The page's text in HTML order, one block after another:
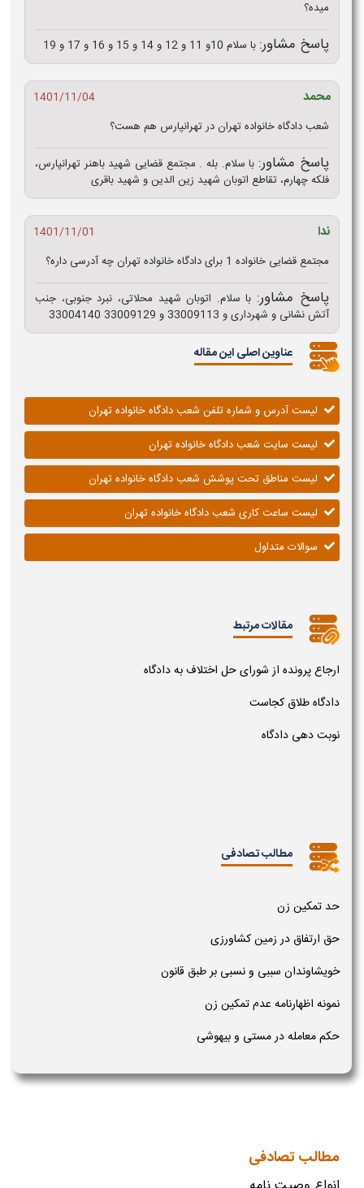
میده؟
پاسخ مشاور: با سلام 10و 11 و 12 و 14 و 15 و 16 و 17 و 19
محمد
1401/11/04
شعب دادگاه خانواده تهران در تهرانپارس هم هست؟
پاسخ مشاور: با سلام. بله . مجتمع قضایی شهید باهنر تهرانپارس،
فلکه چهارم، تقاطع اتوبان شهید زین الدین و شهید باقری
ندا
1401/11/01
مجتمع قضایی خانواده 1 برای دادگاه خانواده تهران چه آدرسی داره؟
پاسخ مشاور: با سلام. اتوبان شهید محلاتی، نبرد جنوبی، جنب
آتش نشانی و شهرداری و 33009113 و 33009129 33004140
عناوین اصلی این مقاله
لیست آدرس و شماره تلفن شعب دادگاه خانواده تهران
لیست سایت شعب دادگاه خانواده تهران
لیست مناطق تحت پوشش شعب دادگاه خانواده تهران
لیست ساعت کاری شعب دادگاه خانواده تهران
سوالات متداول
مقالات مرتبط
ارجاع پرونده از شورای حل اختلاف به دادگاه
دادگاه طلاق کجاست
نوبت دهی دادگاه
مطالب تصادفی
حد تمکین زن
حق ارتفاق در زمین کشاورزی
خویشاوندان سببی و نسبی بر طبق قانون
نمونه اظهارنامه عدم تمکین زن
حکم معامله در مستی و بیهوشی
مطالب تصادفی